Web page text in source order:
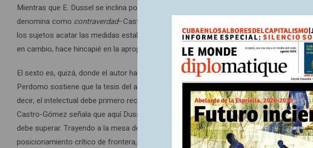
Mientras que E. Dussel se inclina por un diálogo intercultural analógico que haga
denomina como contraverdad–Castro-Gómez, por su parte, mira con desconfianza los
los sujetos acatar las medidas establecidas por los marcos normativos interculturales.
en cambio, hace hincapié en la apropiación mutua entre culturas, lo que le inyecta un
El sexto es, quizá, donde el autor hace su aporte más original. En el análisis que realiza
Perdomo sostiene que la tesis del argentino se entiende en lo que ha denominado
decir, el intelectual debe primero recrear su propia conciencia histórica antes de poder
Castro-Gómez señala que aquí Dussel estaría incurriendo en un riesgo
debe superar. Trayendo a la mesa del diálogo las ideas de W. Mignolo sobre
posicionamiento crítico de frontera, el libro construye una propuesta propia a la que